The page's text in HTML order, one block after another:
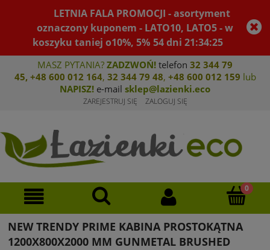
LETNIA FALA PROMOCJI - asortyment
oznaczony kuponem - LATO10, LATO5 - w
koszyku taniej o10%, 5% 54dni21:34:24
MASZ PYTANIA? ZADZWOŃ! telefon 32 344 79
45, +48 600 012 164, 32 344 79 48, +48 600 012 159 lub
NAPISZ! e-mail sklep@lazienki.eco
ZAREJESTRUJ SIĘ ZALOGUJ SIĘ
NEW TRENDY PRIME KABINA PROSTOKĄTNA
1200X800X2000 MM GUNMETAL BRUSHED